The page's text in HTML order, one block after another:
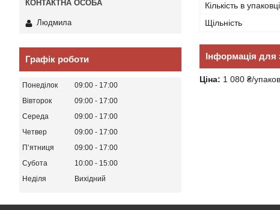
Кількість в упаковці
Щільність
Інформація для
Ціна: 1 080 ₴/
Людмила
Графік роботи
Понеділок 09:00
17:00
Вівторок
09:00
17:00
Середа
09:00
17:00
Четвер
09:00
17:00
Пʼятниця
09:00
17:00
Субота
10:00
15:00
Неділя
Вихідний